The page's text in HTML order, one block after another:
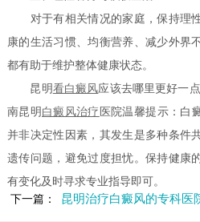
对于有相关情况的家庭，保持理
康的生活习惯、均衡营养、减少外界
都有助于维护整体健康状态。
昆明看白癜风应该去哪里更好一
南昆明 白癜风治疗 医院温馨提示：白
并非决定性因素，其发生是多种条件
遗传问题，避免过度担忧。保持健康
有变化及时寻求专业指导即可。
下一篇：
昆明治疗白癜风的专科医院-